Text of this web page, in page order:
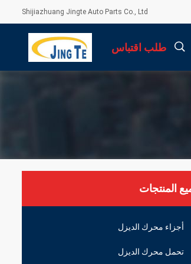
Shijiazhuang Jingte Auto Parts Co., Ltd
طلب اقتباس
المنتجات
أجزاء محرك الديزل
تحمل محرك الديزل